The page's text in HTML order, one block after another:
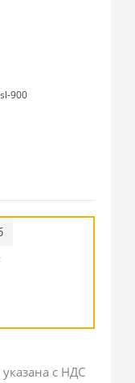
900
с НДС